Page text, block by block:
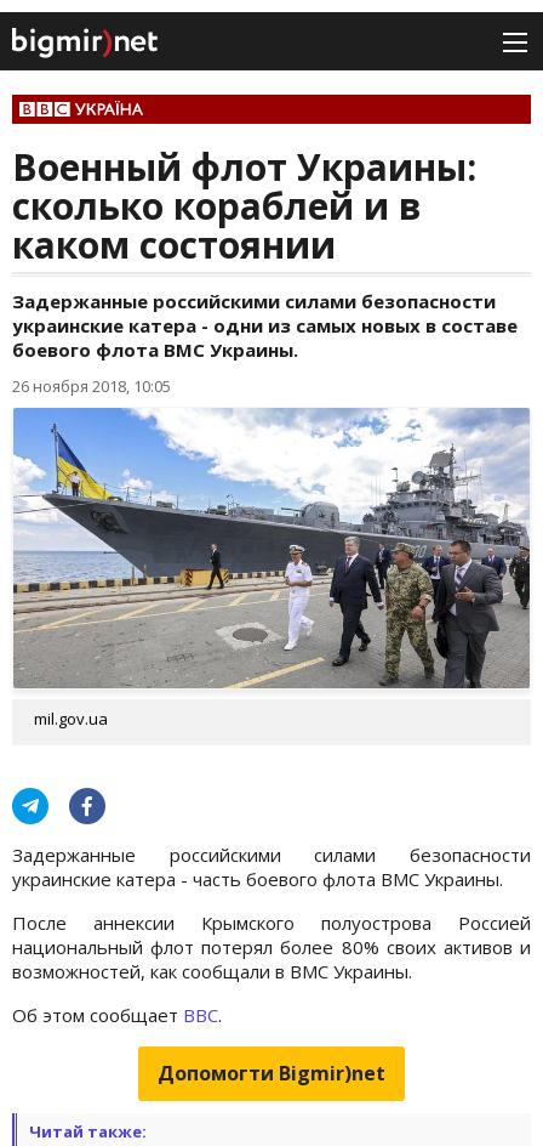
Военный флот Украины:
сколько кораблей и в
каком состоянии
Задержанные российскими силами безопасности
украинские катера - одни из самых новых в составе
боевого флота ВМС Украины.
26 ноября 2018, 10:05
mil.gov.ua
Задержанные российскими силами безопасности
украинские катера - часть боевого флота ВМС Украины.
После аннексии Крымского полуострова Россией
национальный флот потерял более 80% своих активов и
возможностей, как сообщали в ВМС Украины.
Об этом сообщает ВВС.
Допомогти Bigmir)net
Читай также: